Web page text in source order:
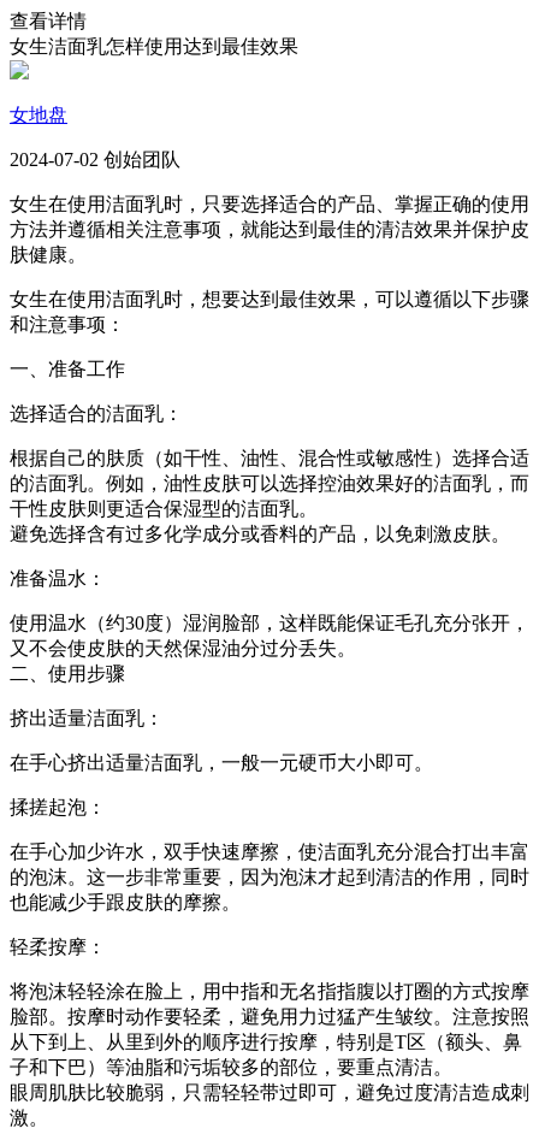
查看详情
女生洁面乳怎样使用达到最佳效果
女地盘
2024-07-02 创始团队
女生在使用洁面乳时，只要选择适合的产品、掌握正确的使用
方法并遵循相关注意事项，就能达到最佳的清洁效果并保护皮
肤健康。
女生在使用洁面乳时，想要达到最佳效果，可以遵循以下步骤
和注意事项：
一、准备工作
选择适合的洁面乳：
根据自己的肤质（如干性、油性、混合性或敏感性）选择合适
的洁面乳。例如，油性皮肤可以选择控油效果好的洁面乳，而
干性皮肤则更适合保湿型的洁面乳。
避免选择含有过多化学成分或香料的产品，以免刺激皮肤。
准备温水：
使用温水（约30度）湿润脸部，这样既能保证毛孔充分张开，
又不会使皮肤的天然保湿油分过分丢失。
二、使用步骤
挤出适量洁面乳：
在手心挤出适量洁面乳，一般一元硬币大小即可。
揉搓起泡：
在手心加少许水，双手快速摩擦，使洁面乳充分混合打出丰富
的泡沫。这一步非常重要，因为泡沫才起到清洁的作用，同时
也能减少手跟皮肤的摩擦。
轻柔按摩：
将泡沫轻轻涂在脸上，用中指和无名指指腹以打圈的方式按摩
脸部。按摩时动作要轻柔，避免用力过猛产生皱纹。注意按照
从下到上、从里到外的顺序进行按摩，特别是T区（额头、鼻
子和下巴）等油脂和污垢较多的部位，要重点清洁。
眼周肌肤比较脆弱，只需轻轻带过即可，避免过度清洁造成刺
激。